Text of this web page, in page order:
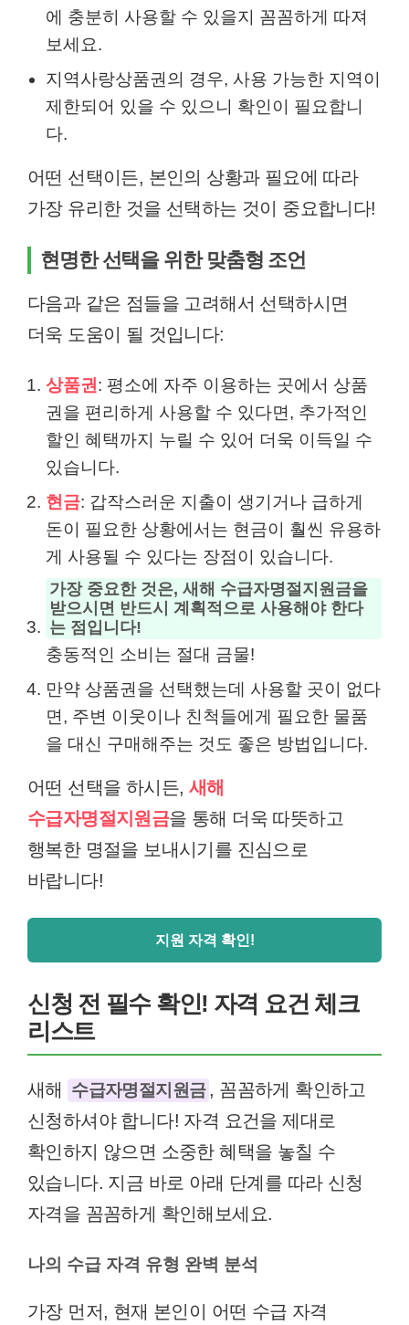
에 충분히 사용할 수 있을지 꼼꼼하게 따져
보세요.
지역사랑상품권의 경우, 사용 가능한 지역이
제한되어 있을 수 있으니 확인이 필요합니
다.
어떤 선택이든, 본인의 상황과 필요에 따라
가장 유리한 것을 선택하는 것이 중요합니다!
현명한 선택을 위한 맞춤형 조언
다음과 같은 점들을 고려해서 선택하시면
더욱 도움이 될 것입니다:
상품권 : 평소에 자주 이용하는 곳에서 상품
권을 편리하게 사용할 수 있다면, 추가적인
할인 혜택까지 누릴 수 있어 더욱 이득일 수
있습니다.
현금: 갑작스러운 지출이 생기거나 급하게
돈이 필요한 상황에서는 현금이 훨씬 유용하
게 사용될 수 있다는 장점이 있습니다.
가장 중요한 것은, 새해 수급자명절지원금을
받으시면 반드시 계획적으로 사용해야 한다
는 점입니다!
충동적인 소비는 절대 금물!
만약 상품권을 선택했는데 사용할 곳이 없다
면, 주변 이웃이나 친척들에게 필요한 물품
을 대신 구매해주는 것도 좋은 방법입니다.
어떤 선택을 하시든, 새해
수급자명절지원금을 통해 더욱 따뜻하고
행복한 명절을 보내시기를 진심으로
바랍니다!
지원 자격 확인!
신청 전 필수 확인! 자격 요건 체크
리스트
새해 수급자명절지원금 , 꼼꼼하게 확인하고
신청하셔야 합니다! 자격 요건을 제대로
확인하지 않으면 소중한 혜택을 놓칠 수
있습니다. 지금 바로 아래 단계를 따라 신청
자격을 꼼꼼하게 확인해보세요.
나의 수급 자격 유형 완벽 분석
가장 먼저, 현재 본인이 어떤 수급 자격